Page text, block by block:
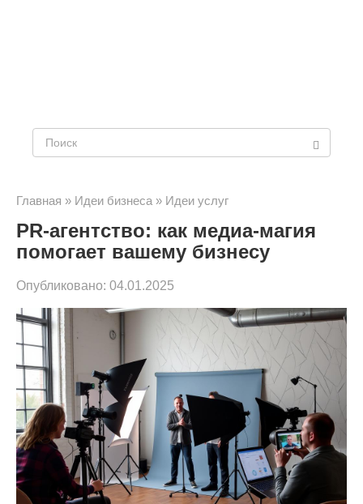
Главная » Идеи бизнеса » Идеи услуг
PR-агентство: как медиа-магия
помогает вашему бизнесу
Опубликовано: 04.01.2025